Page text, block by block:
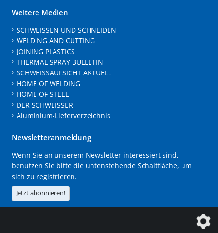
Weitere Medien
SCHWEISSEN UND SCHNEIDEN
WELDING AND CUTTING
JOINING PLASTICS
THERMAL SPRAY BULLETIN
SCHWEISSAUFSICHT AKTUELL
HOME OF WELDING
HOME OF STEEL
DER SCHWEISSER
Aluminium-Lieferverzeichnis
Newsletteranmeldung
Wenn Sie an unserem Newsletter interessiert sind,
benutzen Sie bitte die untenstehende Schaltfläche, um
sich zu registrieren.
Jetzt abonnieren!